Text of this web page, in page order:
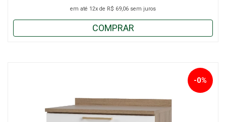
em até 12x de R$ 69,06 sem juros
COMPRAR
-0%